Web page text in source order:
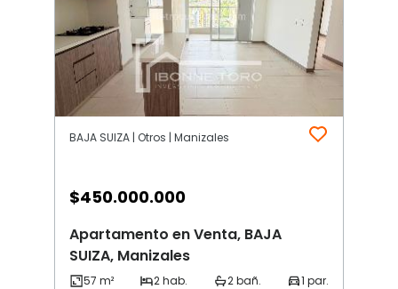
BAJA SUIZA | Otros | Manizales
$450.000.000
Apartamento en Venta, BAJA
SUIZA, Manizales